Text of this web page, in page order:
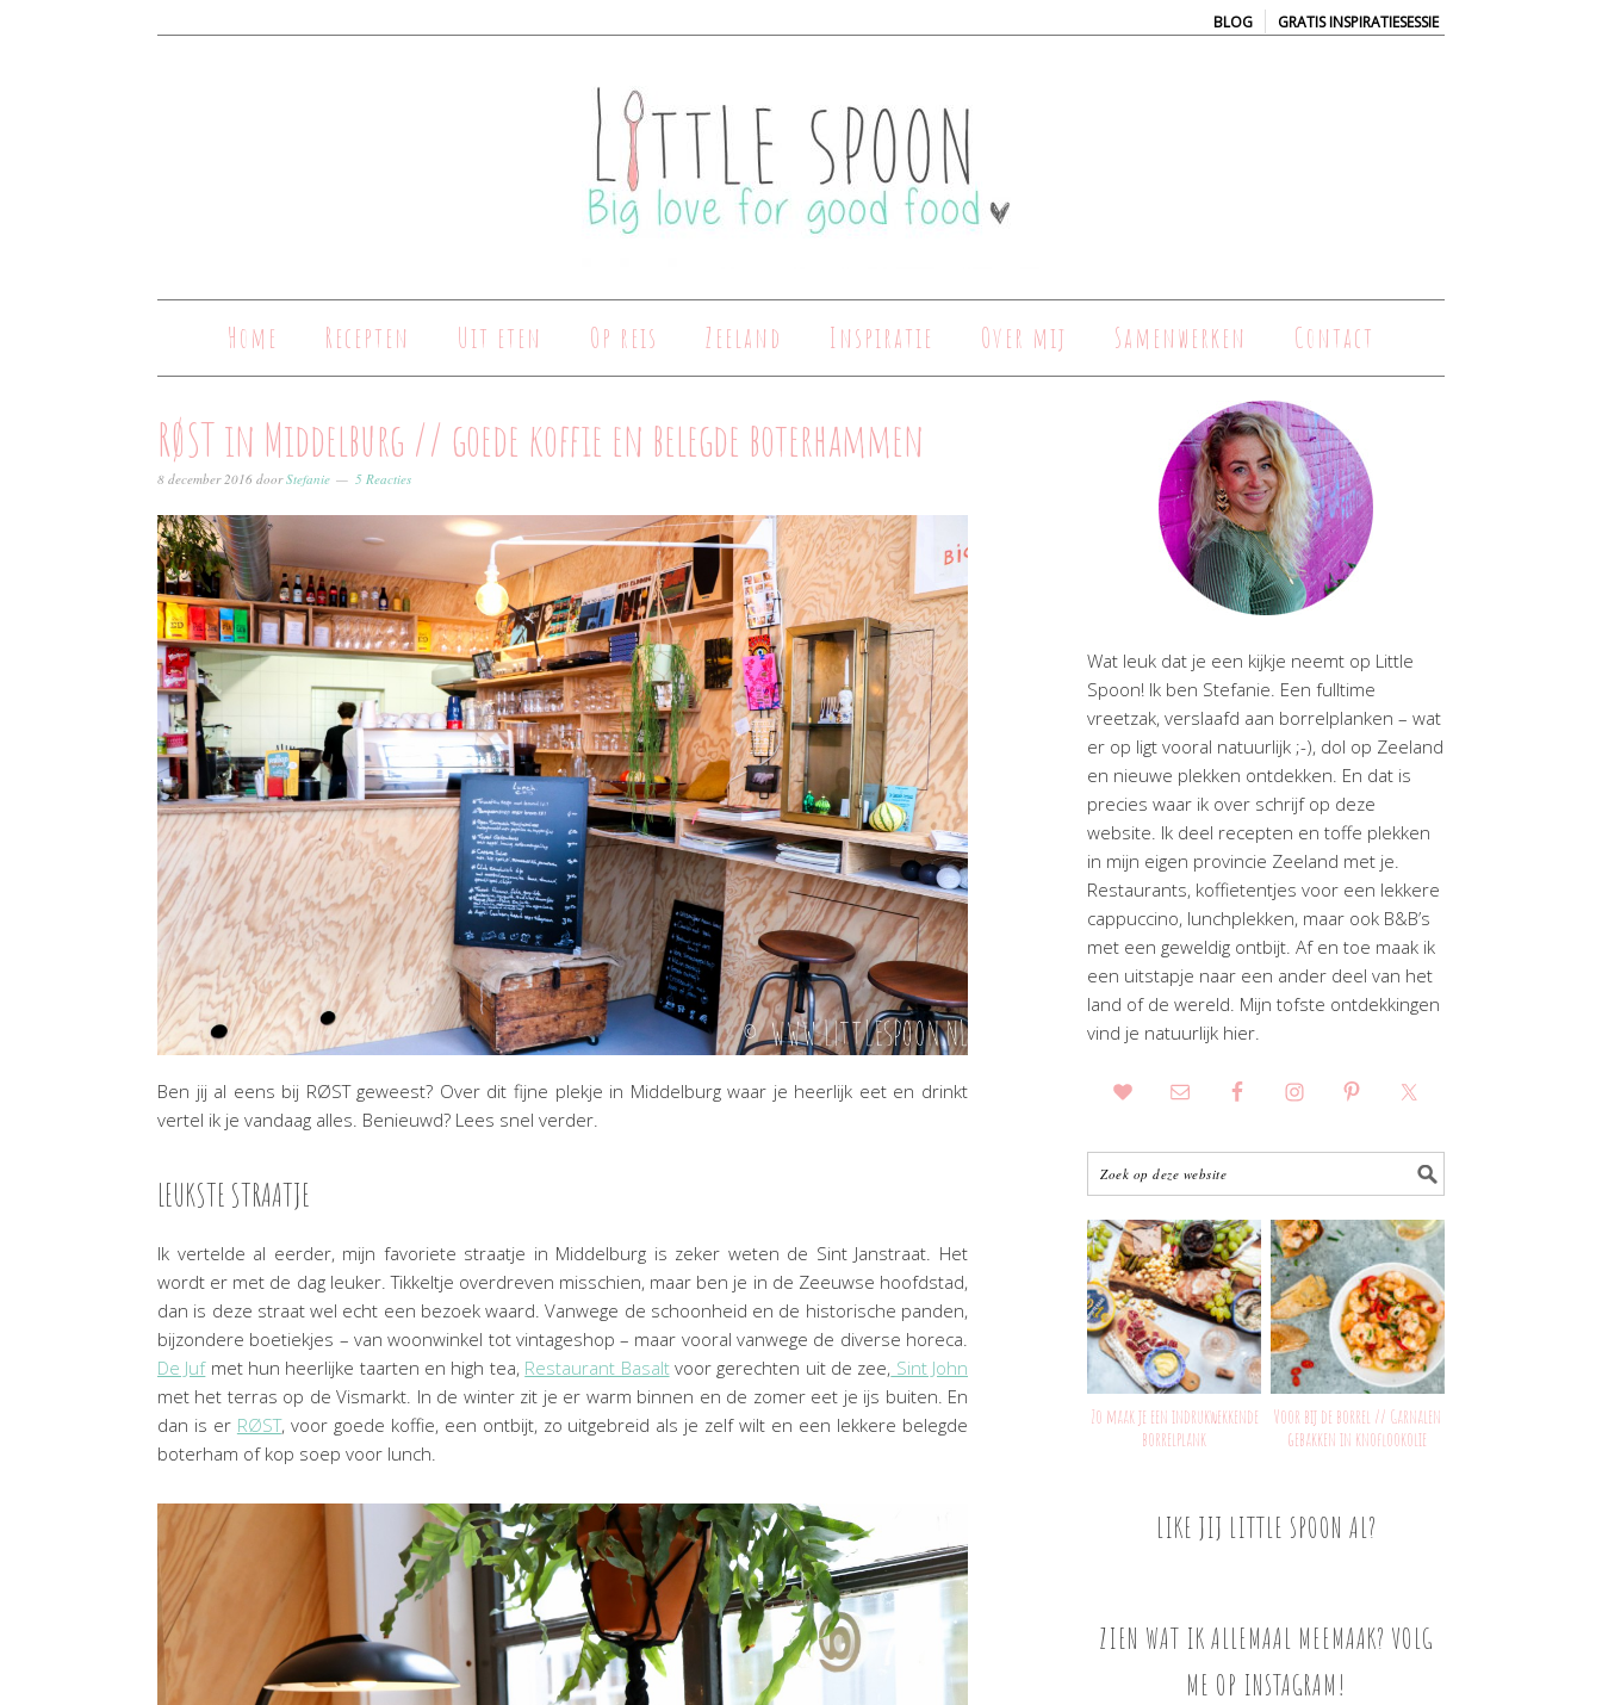
BLOG | GRATIS INSPIRATIESESSIE
Home Recepten Uit eten Op reis Zeeland Inspiratie Over mij Samenwerken Contact
RØST in Middelburg // goede koffie en belegde boterhammen
8 december 2016 doorStefanie 5 Reacties
Ben jij al eens bij RØST geweest? Over dit fijne plekje in Middelburg waar je heerlijk eet en drinkt
vertel ik je vandaag alles. Benieuwd? Lees snel verder.
LEUKSTE STRAATJE
Ik vertelde al eerder, mijn favoriete straatje in Middelburg is zeker weten de Sint Janstraat. Het
wordt er met de dag leuker. Tikkeltje overdreven misschien, maar ben je in de Zeeuwse hoofdstad,
dan is deze straat wel echt een bezoek waard. Vanwege de schoonheid en de historische panden,
bijzondere boetiekjes – van woonwinkel tot vintageshop – maar vooral vanwege de diverse horeca.
De Jufmet hun heerlijke taarten en high tea, Restaurant Basaltvoor gerechten uit de zee, Sint John
met het terras op de Vismarkt. In de winter zit je er warm binnen en de zomer eet je ijs buiten. En
dan is er RØST, voor goede koffie, een ontbijt, zo uitgebreid als je zelf wilt en een lekkere belegde
boterham of kop soep voor lunch.
Wat leuk dat je een kijkje neemt op Little
Spoon! Ik ben Stefanie. Een fulltime
vreetzak, verslaafd aan borrelplanken – wat
er op ligt vooral natuurlijk ;-), dol op Zeeland
en nieuwe plekken ontdekken. En dat is
precies waar ik over schrijf op deze
website. Ik deel recepten en toffe plekken
in mijn eigen provincie Zeeland met je.
Restaurants, koffietentjes voor een lekkere
cappuccino, lunchplekken, maar ook B&B’s
met een geweldig ontbijt. Af en toe maak ik
een uitstapje naar een ander deel van het
land of de wereld. Mijn tofste ontdekkingen
vind je natuurlijk hier.
Zo maak je een indrukwekkende
borrelplank
Voor bij de borrel // Garnalen
gebakken in knoflookolie
LIKE JIJ LITTLE SPOON AL?
ZIEN WAT IK ALLEMAAL MEEMAAK? VOLG
ME OP INSTAGRAM!